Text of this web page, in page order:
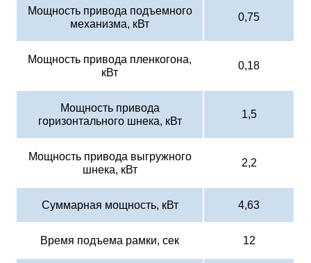
Мощность привода подъемного
механизма, кВт
0,75
Мощность привода пленкогона,
кВт
0,18
Мощность привода
горизонтального шнека, кВт
1,5
Мощность привода выгружного
шнека, кВт
2,2
Суммарная мощность, кВт 4,63
Время подъема рамки, сек 12